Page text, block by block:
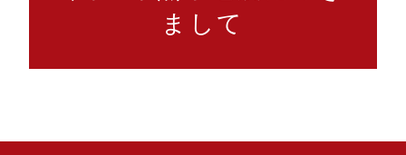
まして